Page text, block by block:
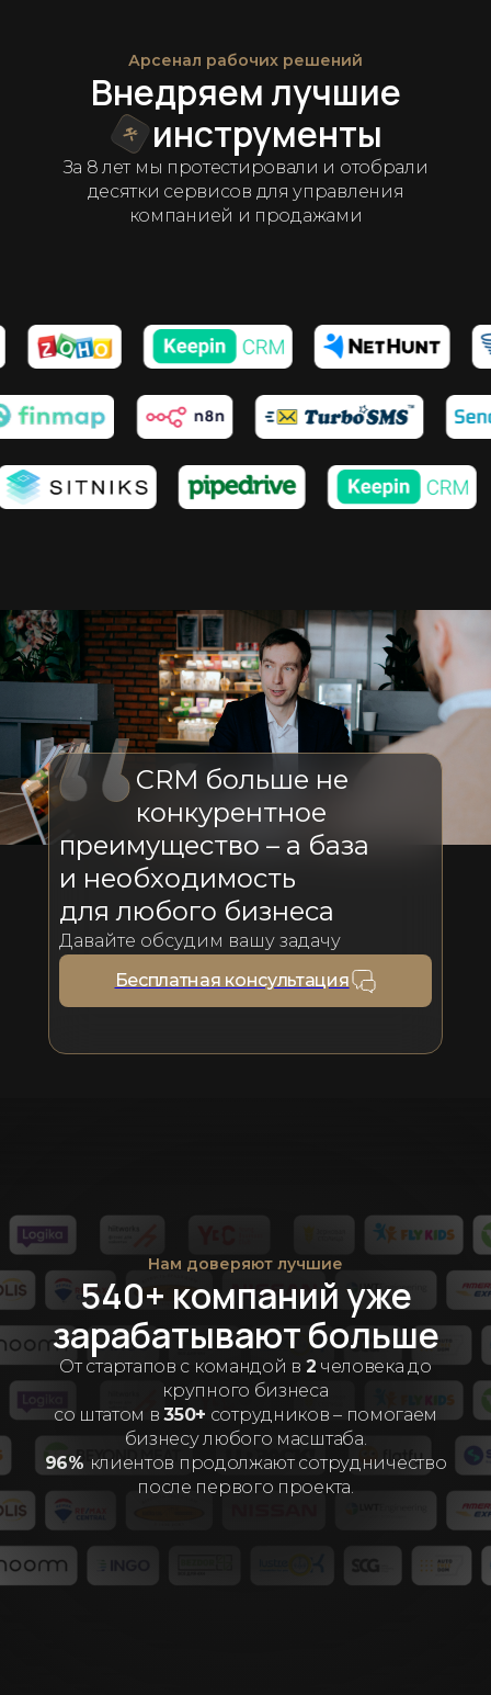
Арсенал рабочих решений
Внедряем лучшие
инструменты
За 8 лет мы протестировали и отобрали
десятки сервисов для управления
компанией и продажами
CRM больше не
конкурентное
преимущество – а база
и необходимость
для любого бизнеса
Давайте обсудим вашу задачу
Бесплатная консультация
Нам доверяют лучшие
540+ компаний уже
зарабатывают больше
От стартапов с командой в 2 человека до
крупного бизнеса
со штатом в350+ сотрудников – помогаем
бизнесу любого масштаба.
96% клиентов продолжают сотрудничество
после первого проекта.